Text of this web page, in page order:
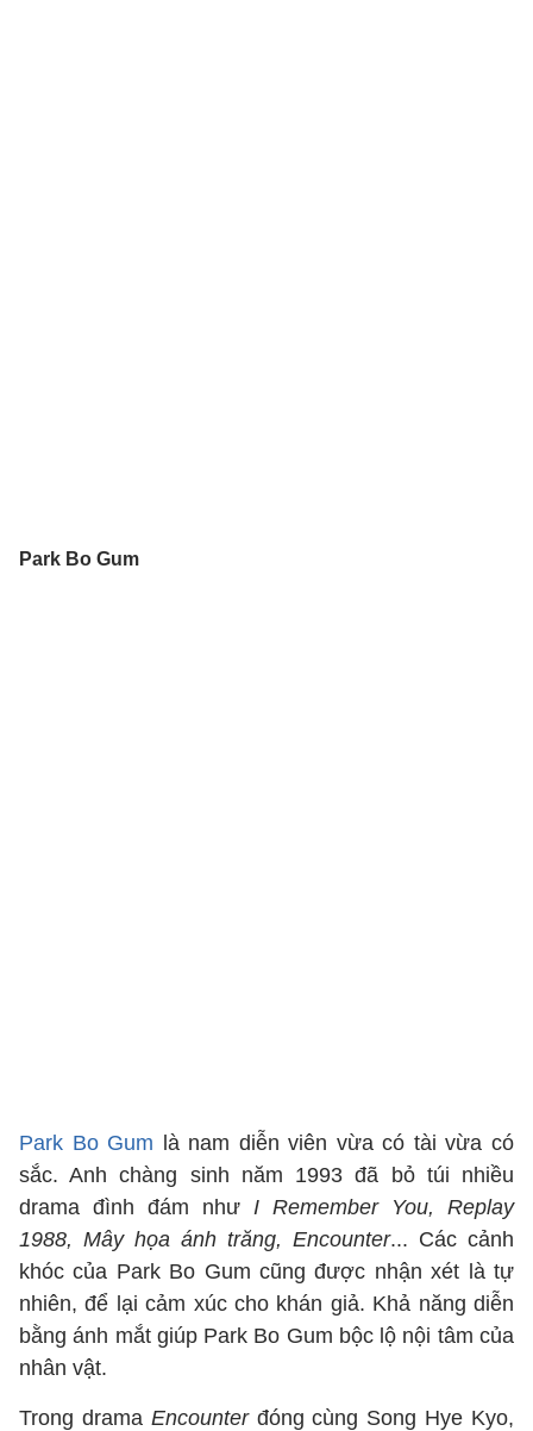
Park Bo Gum
Park Bo Gum là nam diễn viên vừa có tài vừa có
sắc. Anh chàng sinh năm 1993 đã bỏ túi nhiều
drama đình đám như I Remember You, Replay
1988, Mây họa ánh trăng, Encounter... Các cảnh
khóc của Park Bo Gum cũng được nhận xét là tự
nhiên, để lại cảm xúc cho khán giả. Khả năng diễn
bằng ánh mắt giúp Park Bo Gum bộc lộ nội tâm của
nhân vật.
Trong drama Encounterđóng cùng Song Hye Kyo,